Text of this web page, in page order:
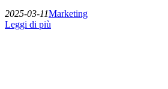
2025-03-11Marketing
Leggi di più